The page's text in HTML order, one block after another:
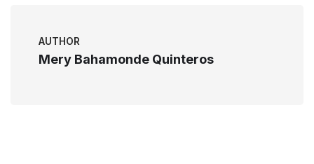
AUTHOR
Mery Bahamonde Quinteros